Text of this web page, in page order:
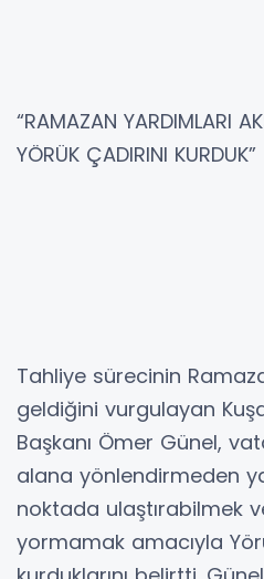
“RAMAZAN YARDIMLARI
YÖRÜK ÇADIRINI KURDUK”
Tahliye sürecinin
geldiğini vurgulayan
Başkanı Ömer Günel,
alana yönlendirmeden
noktada ulaştırabilmek
yormamak amacıyla